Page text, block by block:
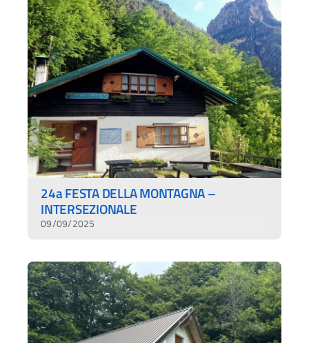
24a FESTA DELLA MONTAGNA –
INTERSEZIONALE
09/09/2025